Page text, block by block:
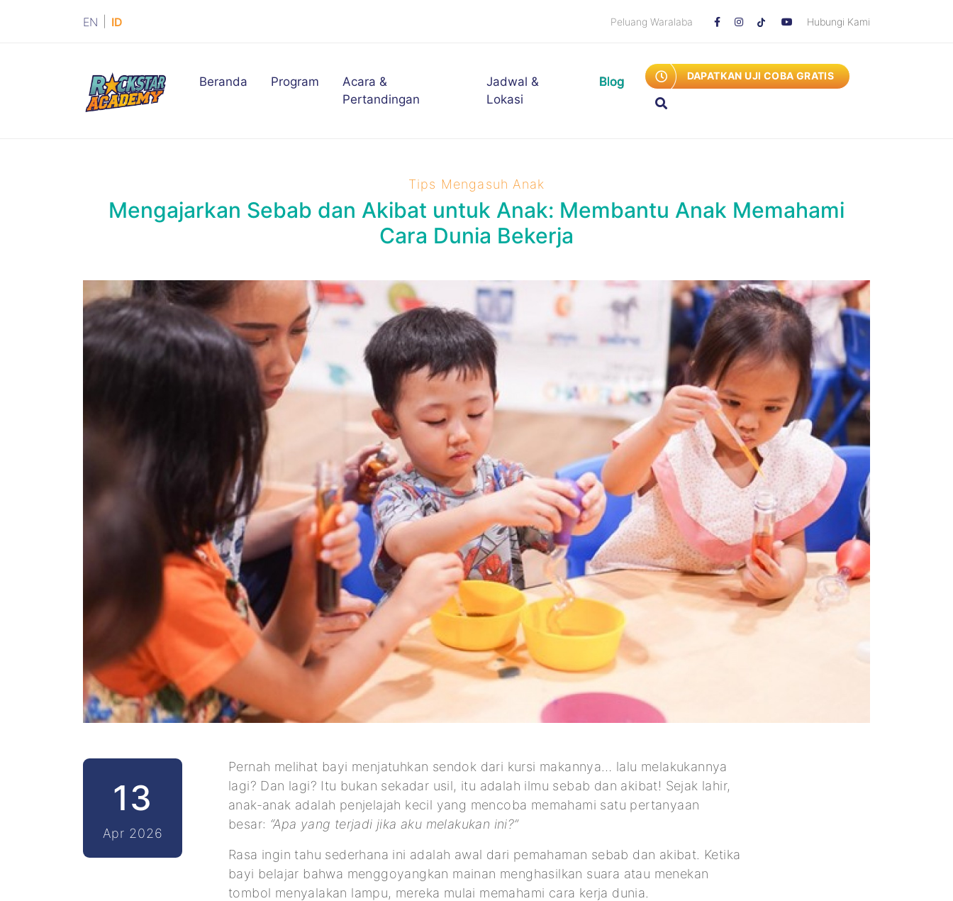
EN ID Peluang Waralaba Hubungi Kami
Beranda (current)
Program
Acara &
Pertandingan
Jadwal &
Lokasi
Blog DAPATKAN UJI COBA GRATIS
Tips Mengasuh Anak
Mengajarkan Sebab dan Akibat untuk Anak: Membantu Anak Memahami
Cara Dunia Bekerja
13
Apr 2026
Pernah melihat bayi menjatuhkan sendok dari kursi makannya… lalu melakukannya
lagi? Dan lagi? Itu bukan sekadar usil, itu adalah ilmu sebab dan akibat! Sejak lahir,
anak-anak adalah penjelajah kecil yang mencoba memahami satu pertanyaan
besar: “Apa yang terjadi jika aku melakukan ini?”
Rasa ingin tahu sederhana ini adalah awal dari pemahaman sebab dan akibat. Ketika
bayi belajar bahwa menggoyangkan mainan menghasilkan suara atau menekan
tombol menyalakan lampu, mereka mulai memahami cara kerja dunia.